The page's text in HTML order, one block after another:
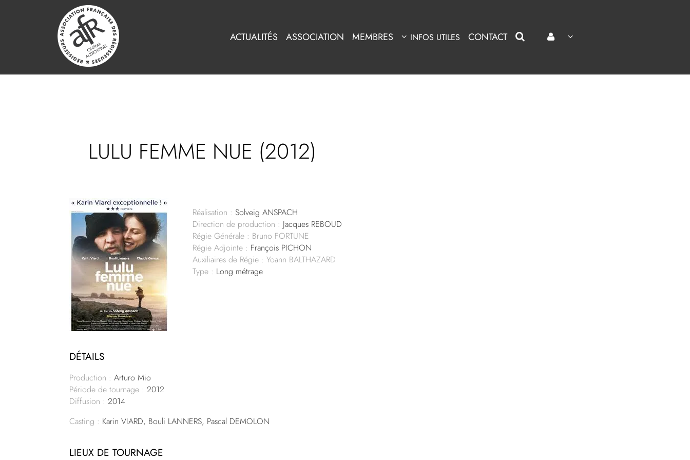
ACTUALITÉS ASSOCIATION MEMBRES INFOS UTILES CONTACT
LULU FEMME NUE (2012)
Réalisation : Solveig ANSPACH
Direction de production : Jacques REBOUD
Régie Générale : Bruno FORTUNE
Régie Adjointe : François PICHON
Auxiliaires de Régie : Yoann BALTHAZARD
Type : Long métrage
DÉTAILS
Production : Arturo Mio
Période de tournage : 2012
Diffusion : 2014
Casting : Karin VIARD, Bouli LANNERS, Pascal DEMOLON
LIEUX DE TOURNAGE